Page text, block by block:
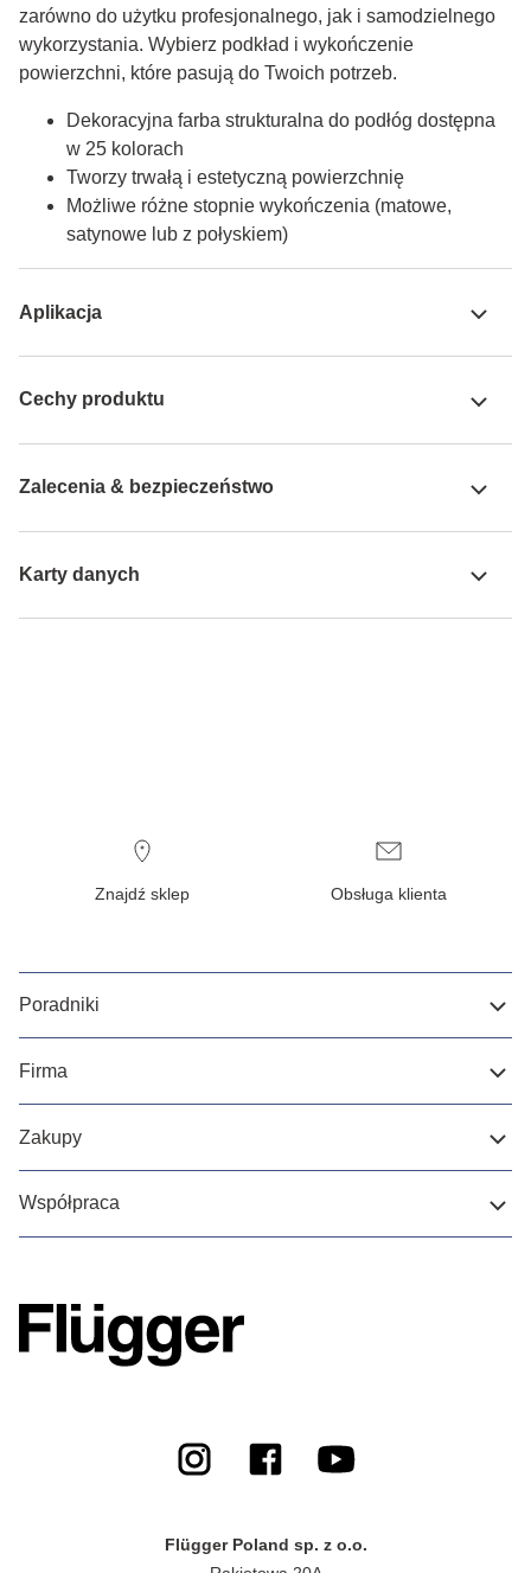
zarówno do użytku profesjonalnego, jak i samodzielnego
wykorzystania. Wybierz podkład i wykończenie
powierzchni, które pasują do Twoich potrzeb.
Dekoracyjna farba strukturalna do podłóg dostępna
w 25 kolorach
Tworzy trwałą i estetyczną powierzchnię
Możliwe różne stopnie wykończenia (matowe,
satynowe lub z połyskiem)
Aplikacja
Cechy produktu
Zalecenia & bezpieczeństwo
Karty danych
Znajdź sklep Obsługa klienta
Poradniki
Firma
Zakupy
Współpraca
Flügger Poland sp. z o.o.